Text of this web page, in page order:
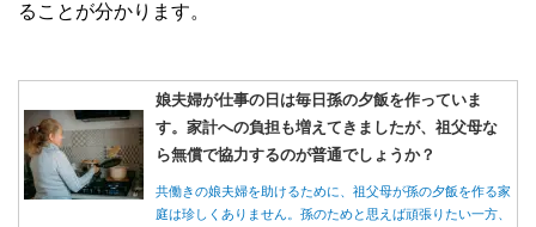
ることが分かります。
娘夫婦が仕事の日は毎日孫の夕飯を作っていま
す。家計への負担も増えてきましたが、祖父母な
ら無償で協力するのが普通でしょうか？
共働きの娘夫婦を助けるために、祖父母が孫の夕飯を作る家
庭は珍しくありません。孫のためと思えば頑張りたい一方、